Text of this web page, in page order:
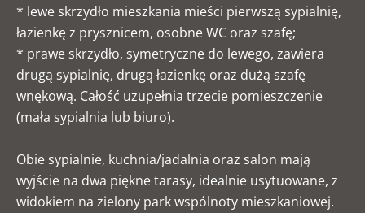
* lewe skrzydło mieszkania mieści pierwszą sypialnię,
łazienkę z prysznicem, osobne WC oraz szafę;
* prawe skrzydło, symetryczne do lewego, zawiera
drugą sypialnię, drugą łazienkę oraz dużą szafę
wnękową. Całość uzupełnia trzecie pomieszczenie
(mała sypialnia lub biuro).
Obie sypialnie, kuchnia/jadalnia oraz salon mają
wyjście na dwa piękne tarasy, idealnie usytuowane, z
widokiem na zielony park wspólnoty mieszkaniowej.